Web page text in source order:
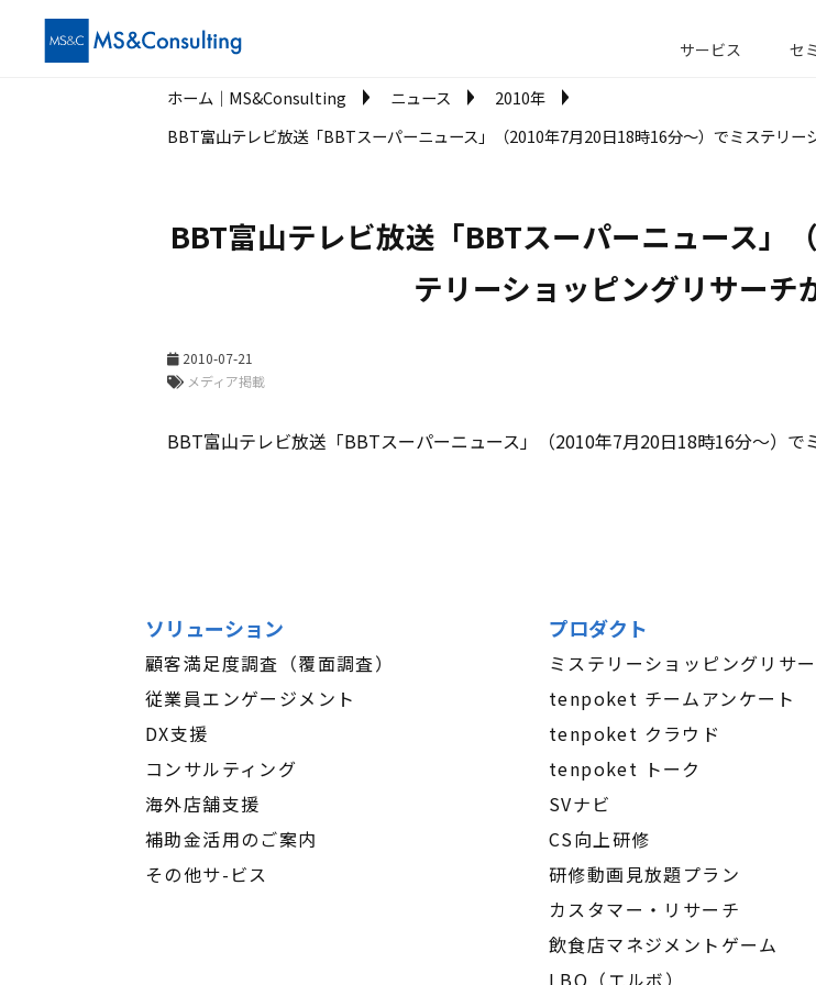
サービス セ
ホーム│MS&Consulting ニュース
2010年
BBT富山テレビ放送「BBTスーパーニュース」（2010年7月20日18時16分～）でミステリー
BBT富山テレビ放送「BBTスーパーニュース
テリーショッピングリサーチ
2010-07-21
メディア掲載
BBT富山テレビ放送「BBTスーパーニュース」（2010年7月20日18時16分～）で
ソリューション
顧客満足度調査（覆面調査）
従業員エンゲージメント
DX支援
コンサルティング
海外店舗支援
補助金活用のご案内
その他サ-ビス
プロダクト
ミステリーショッピングリサ
tenpoket チームアンケート
tenpoket クラウド
tenpoket トーク
SVナビ
CS向上研修
研修動画見放題プラン
カスタマー・リサーチ
飲食店マネジメントゲーム
LBO（エルボ）